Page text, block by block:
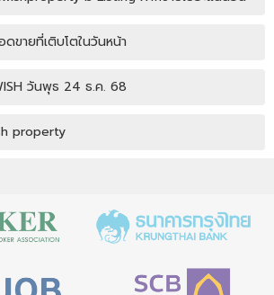
ขายที่เติบโตในวันหน้า
วันพุธ 24 ธ.ค. 68
property
การขายได้ไวขึ้น? โดย #โค้ชโบว์
มก่อนเริ่มสร้างบ้าน! ไขทุกข้อสงสัยเรื่อง ใบ